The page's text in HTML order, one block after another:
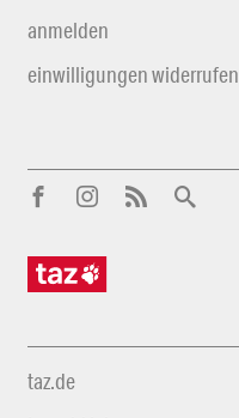
anmelden
einwilligungen widerrufen
taz.de